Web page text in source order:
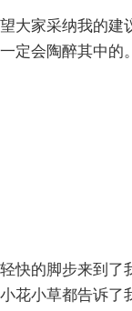
大家采纳我的建
定会陶醉其中的。
快的脚步来到了
花小草都告诉了